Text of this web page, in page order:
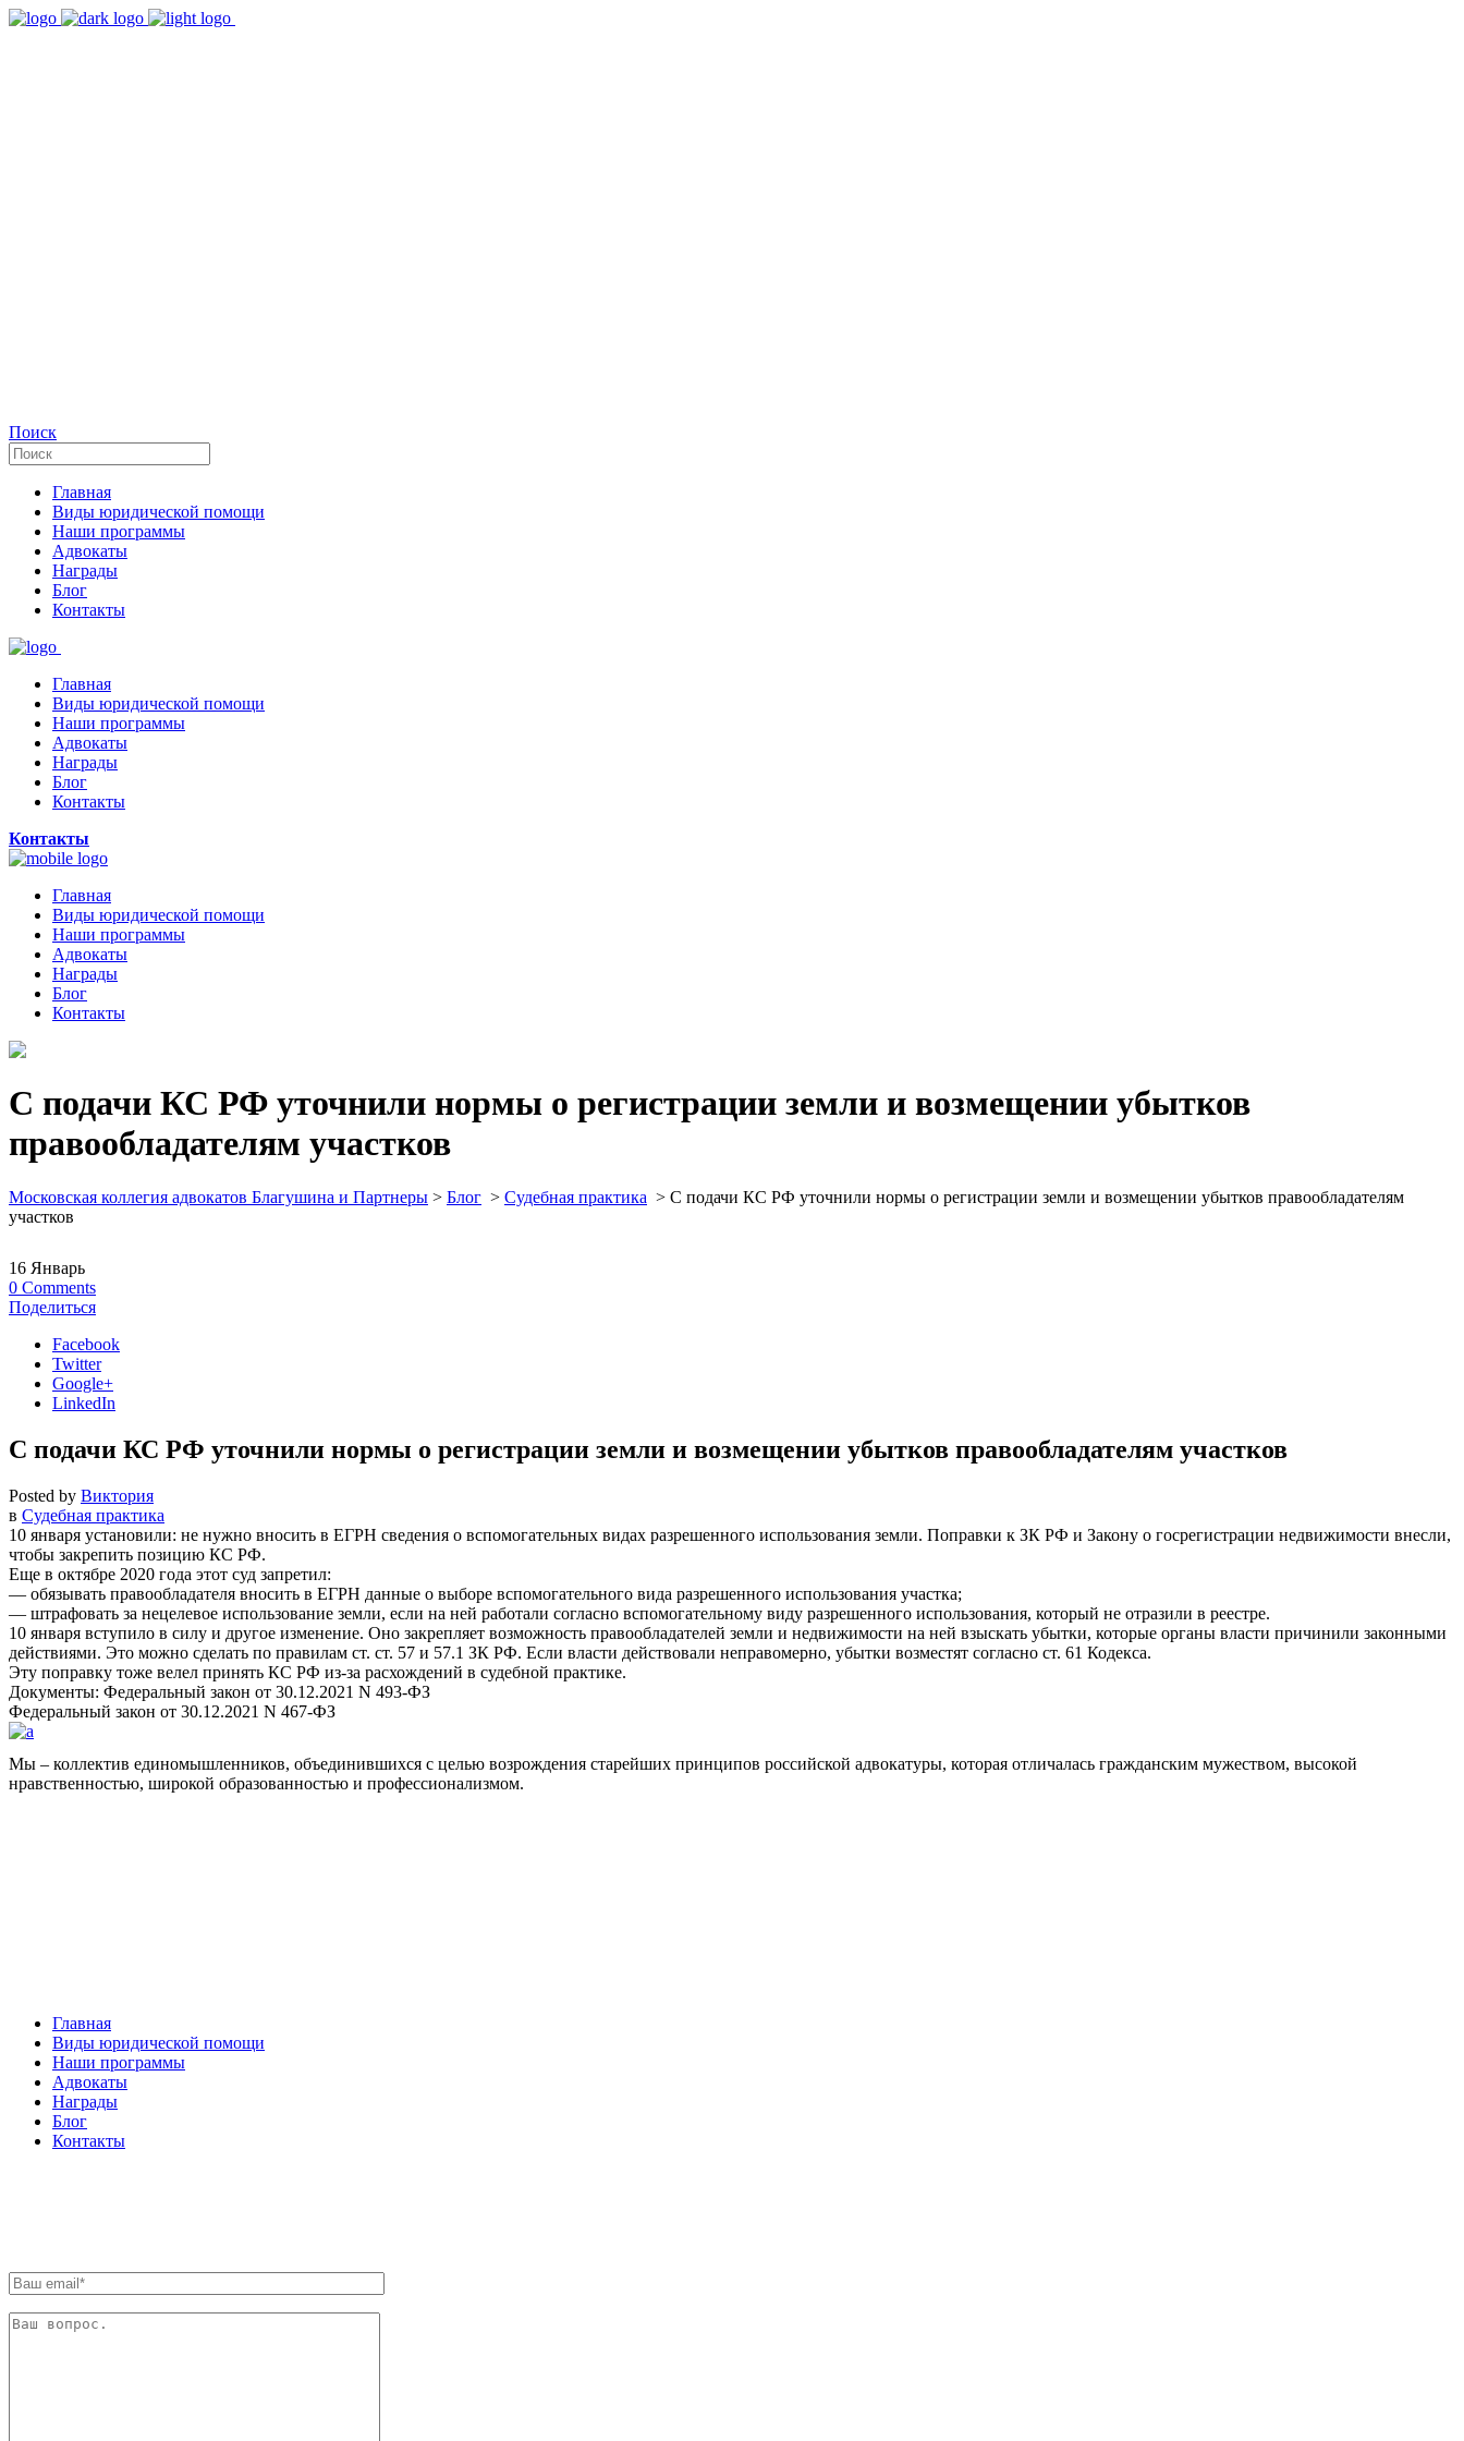
Поиск
Главная
Виды юридической помощи
Наши программы
Адвокаты
Награды
Блог
Контакты
Главная
Виды юридической помощи
Наши программы
Адвокаты
Награды
Блог
Контакты
Контакты
Главная
Виды юридической помощи
Наши программы
Адвокаты
Награды
Блог
Контакты
С подачи КС РФ уточнили нормы о регистрации земли и возмещении убытков
правообладателям участков
Московская коллегия адвокатов Благушина и Партнеры > Блог > Судебная практика > С подачи КС РФ уточнили нормы о регистрации земли и возмещении убытков правообладателям
участков
16 Январь
0 Comments
Поделиться
Facebook
Twitter
Google+
LinkedIn
С подачи КС РФ уточнили нормы о регистрации земли и возмещении убытков правообладателям участков
Posted by Виктория
в Судебная практика
10 января установили: не нужно вносить в ЕГРН сведения о вспомогательных видах разрешенного использования земли. Поправки к ЗК РФ и Закону о госрегистрации недвижимости внесли,
чтобы закрепить позицию КС РФ.
Еще в октябре 2020 года этот суд запретил:
— обязывать правообладателя вносить в ЕГРН данные о выборе вспомогательного вида разрешенного использования участка;
— штрафовать за нецелевое использование земли, если на ней работали согласно вспомогательному виду разрешенного использования, который не отразили в реестре.
10 января вступило в силу и другое изменение. Оно закрепляет возможность правообладателей земли и недвижимости на ней взыскать убытки, которые органы власти причинили законными
действиями. Это можно сделать по правилам ст. ст. 57 и 57.1 ЗК РФ. Если власти действовали неправомерно, убытки возместят согласно ст. 61 Кодекса.
Эту поправку тоже велел принять КС РФ из-за расхождений в судебной практике.
Документы: Федеральный закон от 30.12.2021 N 493-ФЗ
Федеральный закон от 30.12.2021 N 467-ФЗ
Мы – коллектив единомышленников, объединившихся с целью возрождения старейших принципов российской адвокатуры, которая отличалась гражданским мужеством, высокой
нравственностью, широкой образованностью и профессионализмом.
Главная
Виды юридической помощи
Наши программы
Адвокаты
Награды
Блог
Контакты